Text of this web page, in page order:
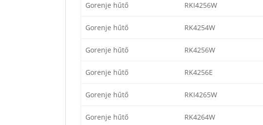
Gorenje hűtő RKI4256W
Gorenje hűtő RK4254W
Gorenje hűtő RK4256W
Gorenje hűtő RK4256E
Gorenje hűtő RKI4265W
Gorenje hűtő RK4264W